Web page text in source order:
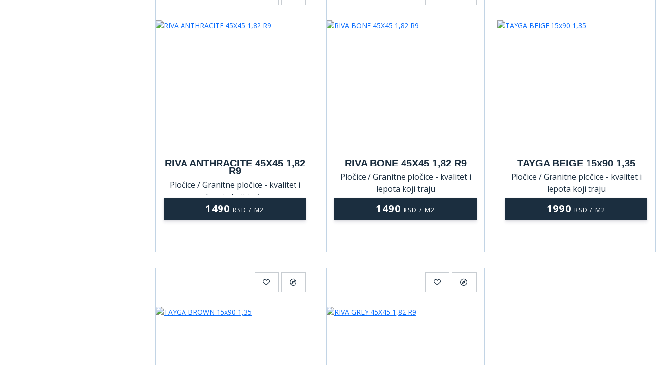
RIVA ANTHRACITE 45X45 1,82
R9
Pločice / Granitne pločice - kvalitet i
lepota koji traju
1490 RSD / M2
RIVA BONE 45X45 1,82 R9
Pločice / Granitne pločice - kvalitet i
lepota koji traju
1490 RSD / M2
TAYGA BEIGE 15x90 1,35
Pločice / Granitne pločice - kvalitet i
lepota koji traju
1990 RSD / M2